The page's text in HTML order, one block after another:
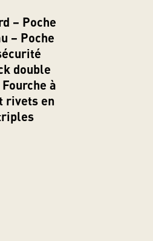
– Poche
– Poche
double
à
rivets en